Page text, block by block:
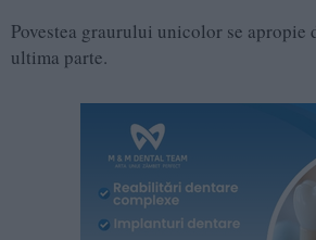
Povestea graurului unicolor se apropie
ultima parte.